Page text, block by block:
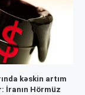
kəskin artım
İranın Hörmüz